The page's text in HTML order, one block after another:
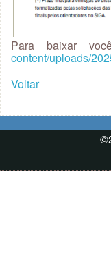
Para baixar
content/uploads/
Voltar